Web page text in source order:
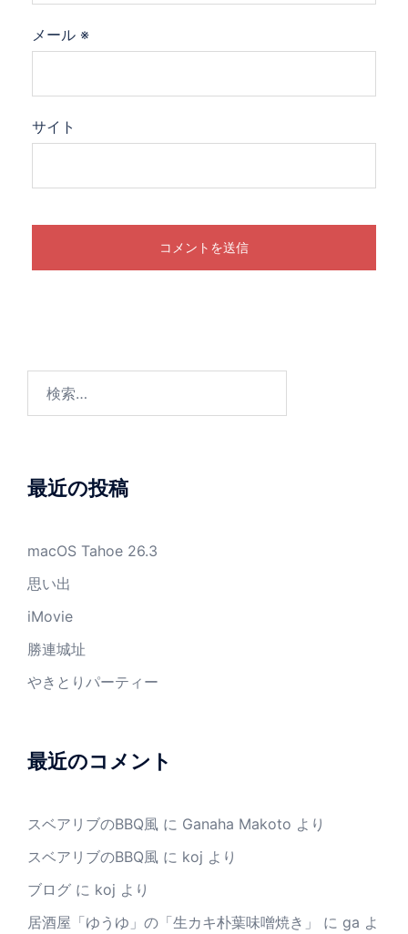
メール ※
サイト
最近の投稿
macOS Tahoe 26.3
思い出
iMovie
勝連城址
やきとりパーティー
最近のコメント
スベアリブのBBQ風 に Ganaha Makoto より
スベアリブのBBQ風 に koj より
ブログ に koj より
居酒屋「ゆうゆ」の「生カキ朴葉味噌焼き」
に ga よ